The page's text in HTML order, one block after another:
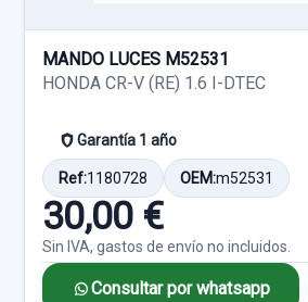
CERRADURA PUERTA
5 PINS
CERRADURA PUERTA
HONDA FR-V (BE) 1.7
Consultar por whatsapp
20,00 €
Sin IVA, gastos de envío no incluidos.
Consultar por whatsapp
MANDO LUCES M52531
HONDA CR-V (RE) 1.6 I-DTEC
Garantía 1 año
Ref:1180728 OEM:m52531
30,00 €
Sin IVA, gastos de envío no incluidos.
Consultar por whatsapp